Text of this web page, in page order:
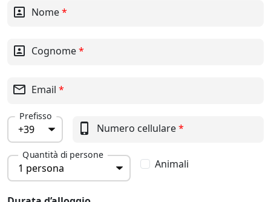
Nome*
portrait
Cognome*
portrait
Email *
mail_outline
Prefisso
Numero cellulare*
phone_iphone
Quantità di persone
Animali